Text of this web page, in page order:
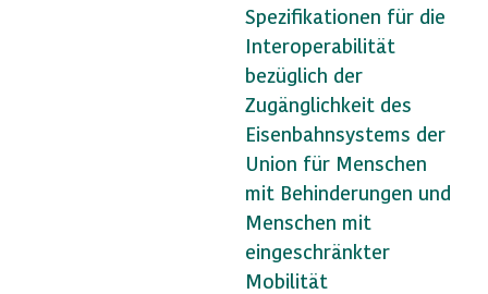
Spezifikationen für die
Interoperabilität
bezüglich der
Zugänglichkeit des
Eisenbahnsystems der
Union für Menschen
mit Behinderungen und
Menschen mit
eingeschränkter
Mobilität